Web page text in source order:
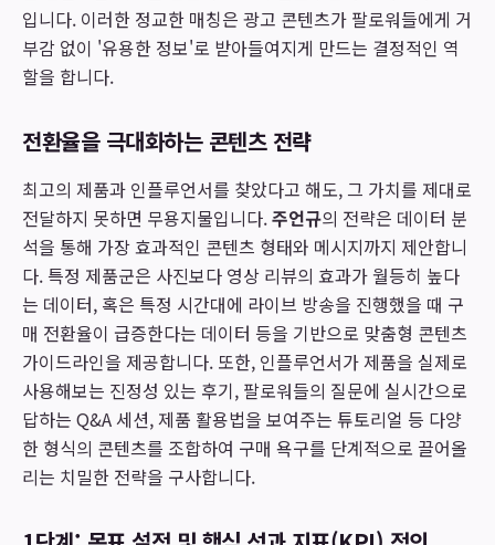
입니다. 이러한 정교한 매칭은 광고 콘텐츠가 팔로워들에게 거
부감 없이 '유용한 정보'로 받아들여지게 만드는 결정적인 역
할을 합니다.
전환율을 극대화하는 콘텐츠 전략
최고의 제품과 인플루언서를 찾았다고 해도, 그 가치를 제대로
전달하지 못하면 무용지물입니다.주언규의 전략은 데이터 분
석을 통해 가장 효과적인 콘텐츠 형태와 메시지까지 제안합니
다. 특정 제품군은 사진보다 영상 리뷰의 효과가 월등히 높다
는 데이터, 혹은 특정 시간대에 라이브 방송을 진행했을 때 구
매 전환율이 급증한다는 데이터 등을 기반으로 맞춤형 콘텐츠
가이드라인을 제공합니다. 또한, 인플루언서가 제품을 실제로
사용해보는 진정성 있는 후기, 팔로워들의 질문에 실시간으로
답하는 Q&A 세션, 제품 활용법을 보여주는 튜토리얼 등 다양
한 형식의 콘텐츠를 조합하여 구매 욕구를 단계적으로 끌어올
리는 치밀한 전략을 구사합니다.